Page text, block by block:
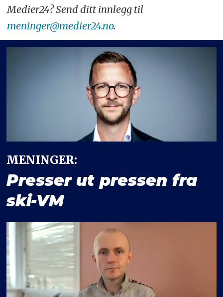
Medier24? Send ditt innlegg til
meninger@medier24.no.
MENINGER:
Presser ut pressen fra
ski-VM